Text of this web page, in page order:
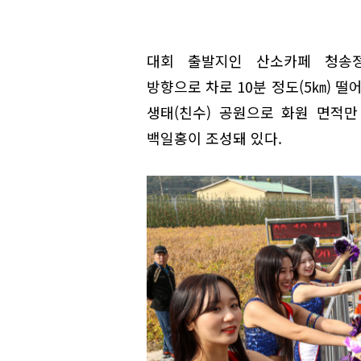
대회 출발지인 산소카페 청송
방향으로 차로 10분 정도(5㎞) 떨
생태(친수) 공원으로 화원 면적
백일홍이 조성돼 있다.